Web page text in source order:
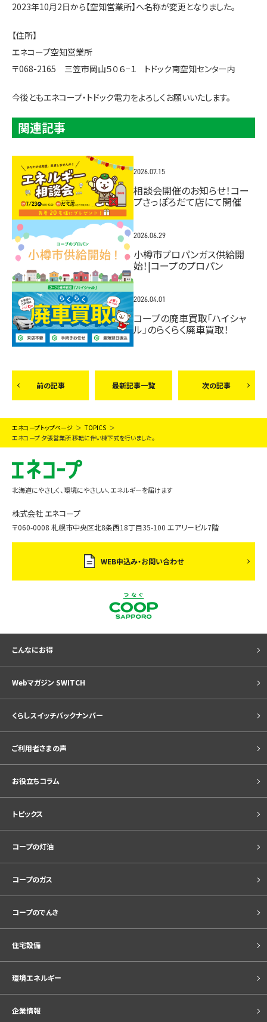
2023年10月2日から【空知営業所】へ名称が変更となりました。
【住所】
エネコープ空知営業所
〒068-2165 三笠市岡山５０６−１ トドック南空知センター内
今後ともエネコープ・トドック電力をよろしくお願いいたします。
関連記事
2026.07.15
相談会開催のお知らせ！コー
プさっぽろだて店にて開催
2026.06.29
小樽市プロパンガス供給開
始！|コープのプロパン
2026.04.01
コープの廃車買取「ハイシャ
ル」のらくらく廃車買取！
前の記事 最新記事一覧 次の記事
エネコープトップページ
TOPICS
エネコープ 夕張営業所 移転に伴い棟下式を行いました。
北海道にやさしく、環境にやさしい、エネルギーを届けます
株式会社 エネコープ
〒060-0008 札幌市中央区北8条西18丁目35-100 エアリービル7階
WEB申込み・お問い合わせ
こんなにお得
Webマガジン SWITCH
くらしスイッチバックナンバー
ご利用者さまの声
お役立ちコラム
トピックス
コープの灯油
コープのガス
コープのでんき
住宅設備
環境エネルギー
企業情報